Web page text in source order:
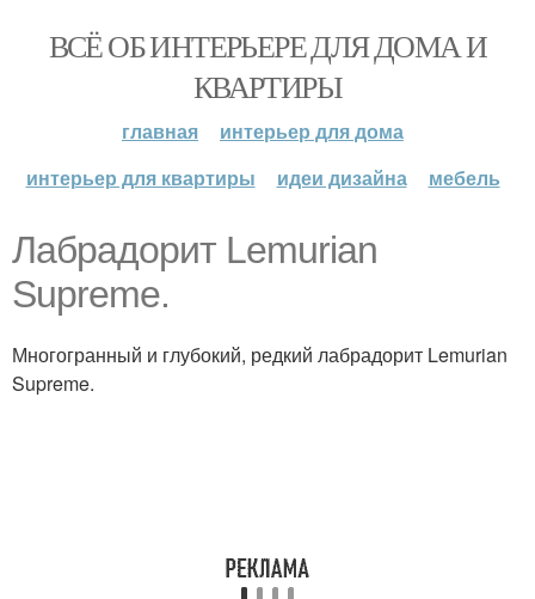
ВСЁ ОБ ИНТЕРЬЕРЕ ДЛЯ ДОМА И
КВАРТИРЫ
главная
интерьер для дома
интерьер для квартиры
идеи дизайна мебель
Лабрадорит Lemurian
Supreme.
Многогранный и глубокий, редкий лабрадорит Lemurian
Supreme.